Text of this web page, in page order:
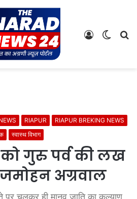
Switch
Log
RIAPUR
RIAPUR BREKING NEWS
स्वास्थ विभाग
को गुरु पर्व की लख
अग्रवाल
पर चलकर ही मानव जाति का कल्याण